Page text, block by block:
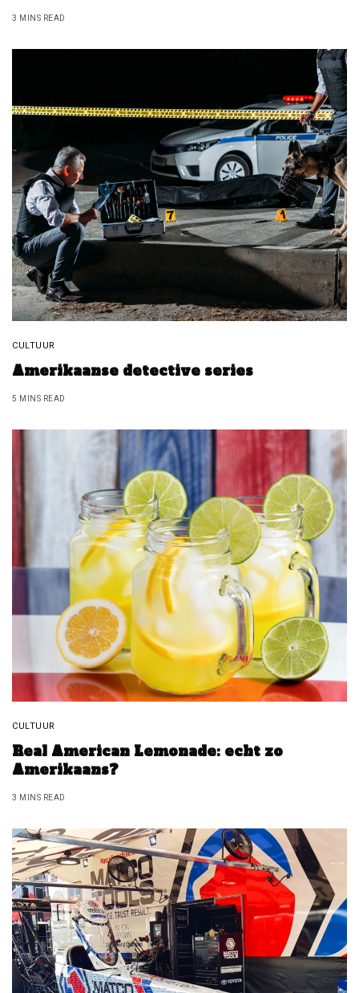
3 MINS READ
CULTUUR
Amerikaanse detective series
5 MINS READ
CULTUUR
Real American Lemonade: echt zo
Amerikaans?
3 MINS READ